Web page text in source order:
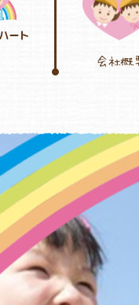
会社概